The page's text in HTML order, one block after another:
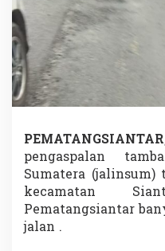
h
k
y
k
e
n
a
pengaspalan
Sumatera
kecamatan
Pematangsiantar
jalan .